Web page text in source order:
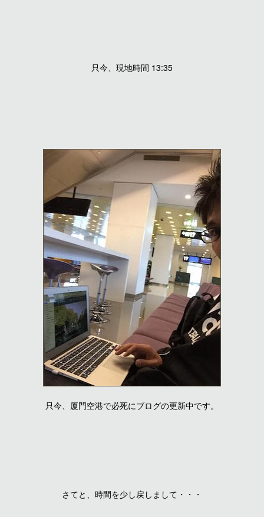
只今、現地時間 13:35
只今、厦門空港で必死にブログの更新中です。
さてと、時間を少し戻しまして・・・